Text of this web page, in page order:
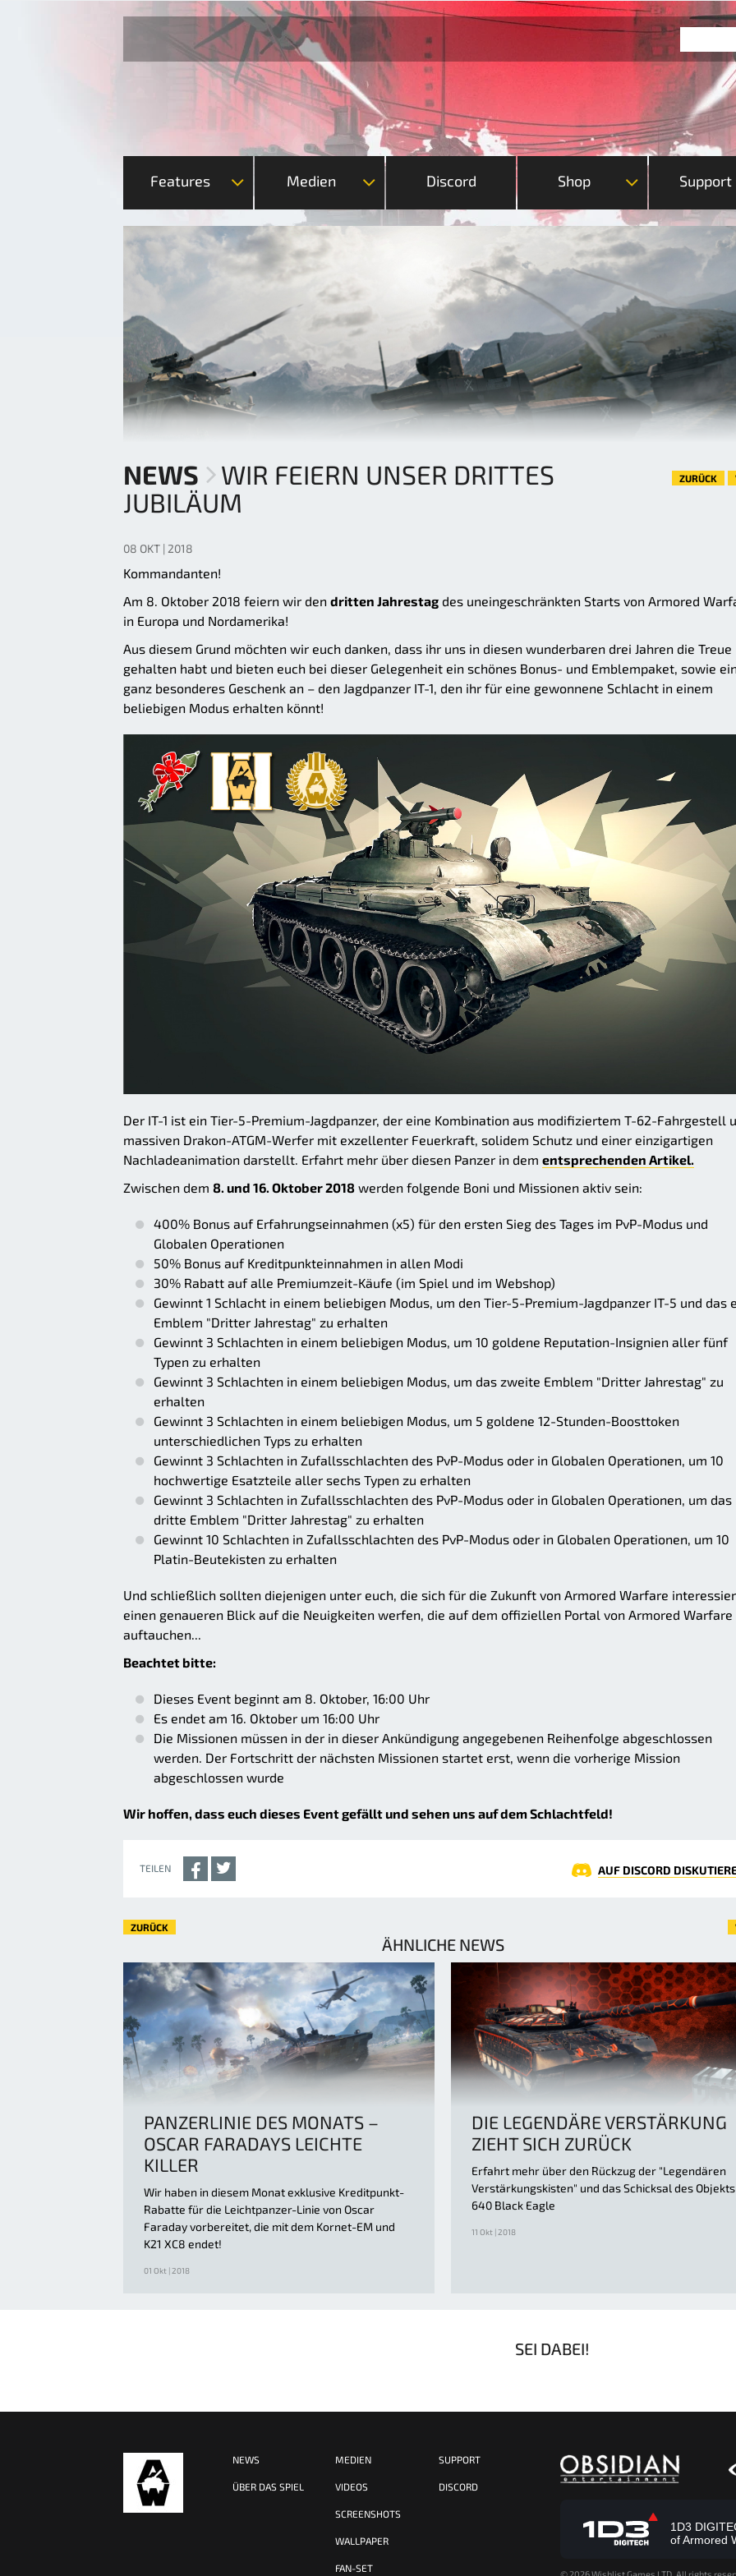
Features Medien Discord Shop Support
NEWS
WIR FEIERN UNSER DRITTES
JUBILÄUM
ZURÜCK
08 OKT | 2018
Kommandanten!
Am 8. Oktober 2018 feiern wir den dritten Jahrestag des uneingeschränkten Starts von Armored
in Europa und Nordamerika!
Aus diesem Grund möchten wir euch danken, dass ihr uns in diesen wunderbaren drei Jahren die Treue
gehalten habt und bieten euch bei dieser Gelegenheit ein schönes Bonus- und Emblempaket, sowie
ganz besonderes Geschenk an – den Jagdpanzer IT-1, den ihr für eine gewonnene Schlacht in einem
beliebigen Modus erhalten könnt!
Der IT-1 ist ein Tier-5-Premium-Jagdpanzer, der eine Kombination aus modifiziertem T-62-Fahrgestell
massiven Drakon-ATGM-Werfer mit exzellenter Feuerkraft, solidem Schutz und einer einzigartigen
Nachladeanimation darstellt. Erfahrt mehr über diesen Panzer in dem entsprechenden Artikel.
Zwischen dem 8. und 16. Oktober 2018 werden folgende Boni und Missionen aktiv sein:
400% Bonus auf Erfahrungseinnahmen (x5) für den ersten Sieg des Tages im PvP-Modus und
Globalen Operationen
50% Bonus auf Kreditpunkteinnahmen in allen Modi
30% Rabatt auf alle Premiumzeit-Käufe (im Spiel und im Webshop)
Gewinnt 1 Schlacht in einem beliebigen Modus, um den Tier-5-Premium-Jagdpanzer IT-5 und das
Emblem "Dritter Jahrestag" zu erhalten
Gewinnt 3 Schlachten in einem beliebigen Modus, um 10 goldene Reputation-Insignien aller fünf
Typen zu erhalten
Gewinnt 3 Schlachten in einem beliebigen Modus, um das zweite Emblem "Dritter Jahrestag" zu
erhalten
Gewinnt 3 Schlachten in einem beliebigen Modus, um 5 goldene 12-Stunden-Boosttoken
unterschiedlichen Typs zu erhalten
Gewinnt 3 Schlachten in Zufallsschlachten des PvP-Modus oder in Globalen Operationen, um 10
hochwertige Esatzteile aller sechs Typen zu erhalten
Gewinnt 3 Schlachten in Zufallsschlachten des PvP-Modus oder in Globalen Operationen, um das
dritte Emblem "Dritter Jahrestag" zu erhalten
Gewinnt 10 Schlachten in Zufallsschlachten des PvP-Modus oder in Globalen Operationen, um 10
Platin-Beutekisten zu erhalten
Und schließlich sollten diejenigen unter euch, die sich für die Zukunft von Armored Warfare
einen genaueren Blick auf die Neuigkeiten werfen, die auf dem offiziellen Portal von Armored Warfare
auftauchen...
Beachtet bitte:
Dieses Event beginnt am 8. Oktober, 16:00 Uhr
Es endet am 16. Oktober um 16:00 Uhr
Die Missionen müssen in der in dieser Ankündigung angegebenen Reihenfolge abgeschlossen
werden. Der Fortschritt der nächsten Missionen startet erst, wenn die vorherige Mission
abgeschlossen wurde
Wir hoffen, dass euch dieses Event gefällt und sehen uns auf dem Schlachtfeld!
TEILEN AUF DISCORD
ZURÜCK
ÄHNLICHE NEWS
PANZERLINIE DES MONATS –
OSCAR FARADAYS LEICHTE
KILLER
Wir haben in diesem Monat exklusive Kreditpunkt-
Rabatte für die Leichtpanzer-Linie von Oscar
Faraday vorbereitet, die mit dem Kornet-EM und
K21 XC8 endet!
01 Okt | 2018
DIE LEGENDÄRE VERSTÄRKUNG
ZIEHT SICH ZURÜCK
Erfahrt mehr über den Rückzug der "Legendären
Verstärkungskisten" und das Schicksal des Objekts
640 Black Eagle
11 Okt | 2018
SEI DABEI!
NEWS
ÜBER DAS SPIEL
MEDIEN
VIDEOS
SCREENSHOTS
WALLPAPER
FAN-SET
SUPPORT
DISCORD
1D3
of Armored
© 2026 Wishlist Games LTD. All rights